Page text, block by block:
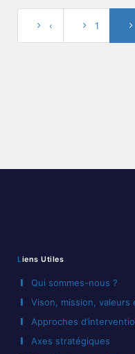
‹ 1
Liens Utiles
Qui sommes-nous ?
Vison, mission, valeurs
Approches
Axes stratégiques